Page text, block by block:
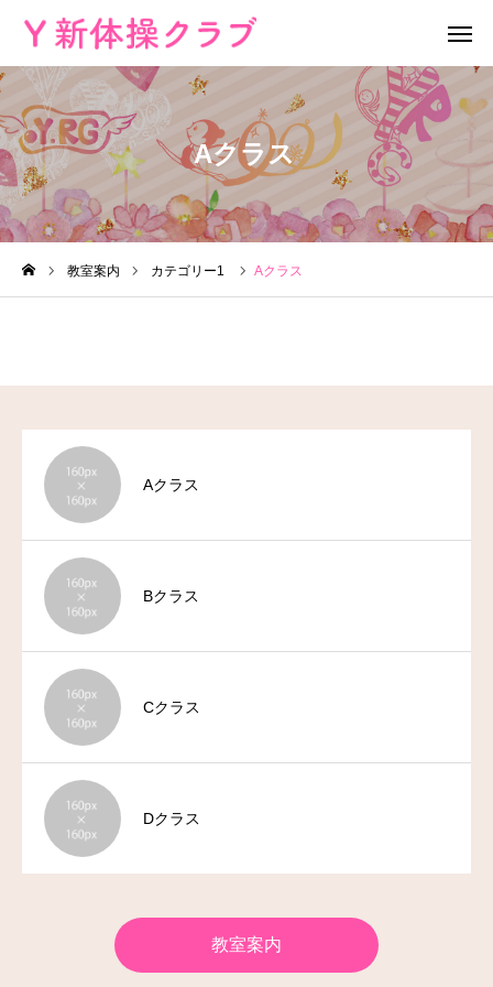
Aクラス
教室案内 カテゴリー1 Aクラス
Aクラス
Bクラス
Cクラス
Dクラス
教室案内
無料体験 お問い合わせ
レッスン場所 Instagram
ブログ